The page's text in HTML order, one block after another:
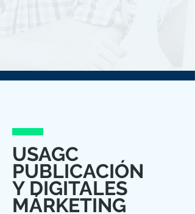
USAGC
PUBLICACIÓN
Y DIGITALES
MÁRKETING